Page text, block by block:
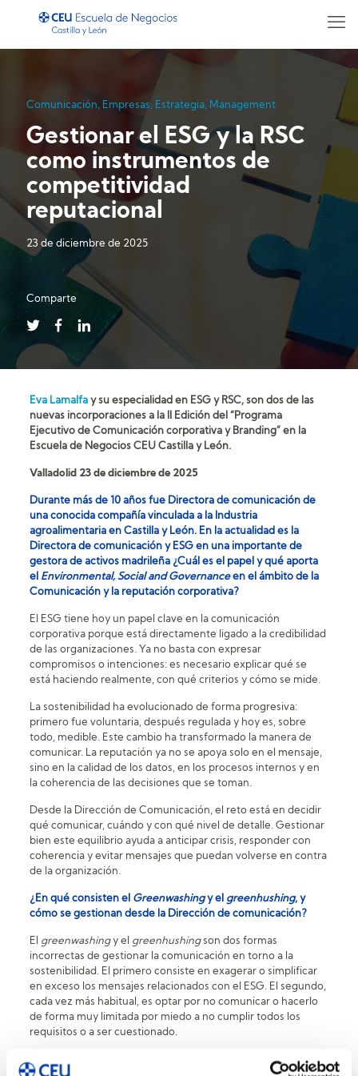
Comunicación, Empresas, Estrategia, Management
Gestionar el ESG y la RSC
como instrumentos de
competitividad
reputacional
23 de diciembre de 2025
Comparte
Eva Lamalfay su especialidad en ESG y RSC, son dos de las
nuevas incorporaciones a la II Edición del “Programa
Ejecutivo de Comunicación corporativa y Branding” en la
Escuela de Negocios CEU Castilla y León.
Valladolid 23 de diciembre de 2025
Durante más de 10 años fue Directora de comunicación de
una conocida compañía vinculada a la Industria
agroalimentaria en Castilla y León. En la actualidad es la
Directora de comunicación y ESG en una importante de
gestora de activos madrileña ¿Cuál es el papel y qué aporta
el Environmental, Social and Governanceen el ámbito de la
Comunicación y la reputación corporativa?
El ESG tiene hoy un papel clave en la comunicación
corporativa porque está directamente ligado a la credibilidad
de las organizaciones. Ya no basta con expresar
compromisos o intenciones: es necesario explicar qué se
está haciendo realmente, con qué criterios y cómo se mide.
La sostenibilidad ha evolucionado de forma progresiva:
primero fue voluntaria, después regulada y hoy es, sobre
todo, medible. Este cambio ha transformado la manera de
comunicar. La reputación ya no se apoya solo en el mensaje,
sino en la calidad de los datos, en los procesos internos y en
la coherencia de las decisiones que se toman.
Desde la Dirección de Comunicación, el reto está en decidir
qué comunicar, cuándo y con qué nivel de detalle. Gestionar
bien este equilibrio ayuda a anticipar crisis, responder con
coherencia y evitar mensajes que puedan volverse en contra
de la organización.
¿En qué consisten el Greenwashingy el greenhushing, y
cómo se gestionan desde la Dirección de comunicación?
El greenwashingy el greenhushingson dos formas
incorrectas de gestionar la comunicación en torno a la
sostenibilidad. El primero consiste en exagerar o simplificar
en exceso los mensajes relacionados con el ESG. El segundo,
cada vez más habitual, es optar por no comunicar o hacerlo
de forma muy limitada por miedo a no cumplir todos los
requisitos o a ser cuestionado.
El propio desarrollo del ESG explica este cambio. A medida